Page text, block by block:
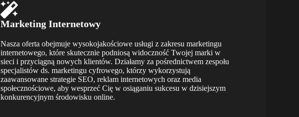
Marketing Internetowy
Nasza oferta obejmuje wysokojakościowe usługi z zakresu marketingu
internetowego, które skutecznie podniosą widoczność Twojej marki w
sieci i przyciągną nowych klientów. Działamy za pośrednictwem zespołu
specjalistów ds. marketingu cyfrowego, którzy wykorzystują
zaawansowane strategie SEO, reklam internetowych oraz media
społecznościowe, aby wesprzeć Cię w osiąganiu sukcesu w dzisiejszym
konkurencyjnym środowisku online.